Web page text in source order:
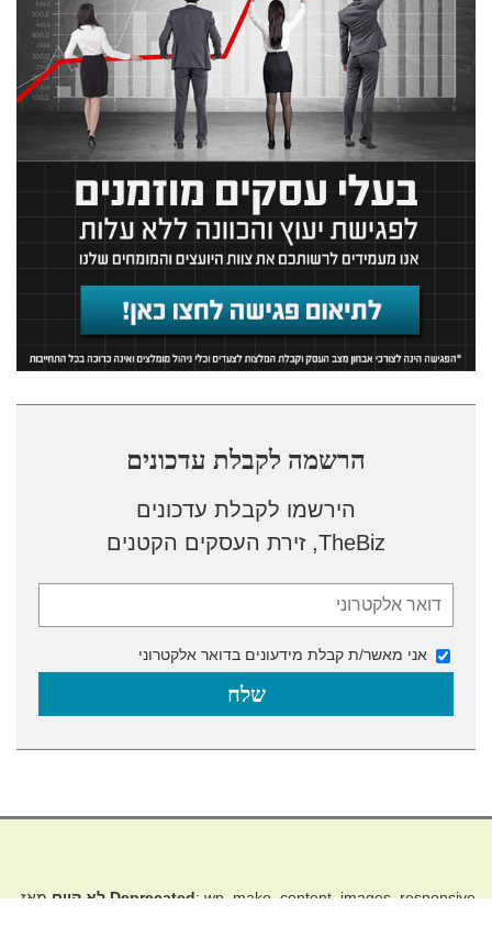
הרשמה לקבלת עדכונים
הירשמו לקבלת עדכונים
TheBiz, זירת העסקים הקטנים
אני מאשר/ת קבלת מידעונים בדואר אלקטרוני
Deprecated: wp_make_content_images_responsive לא קייםמאז